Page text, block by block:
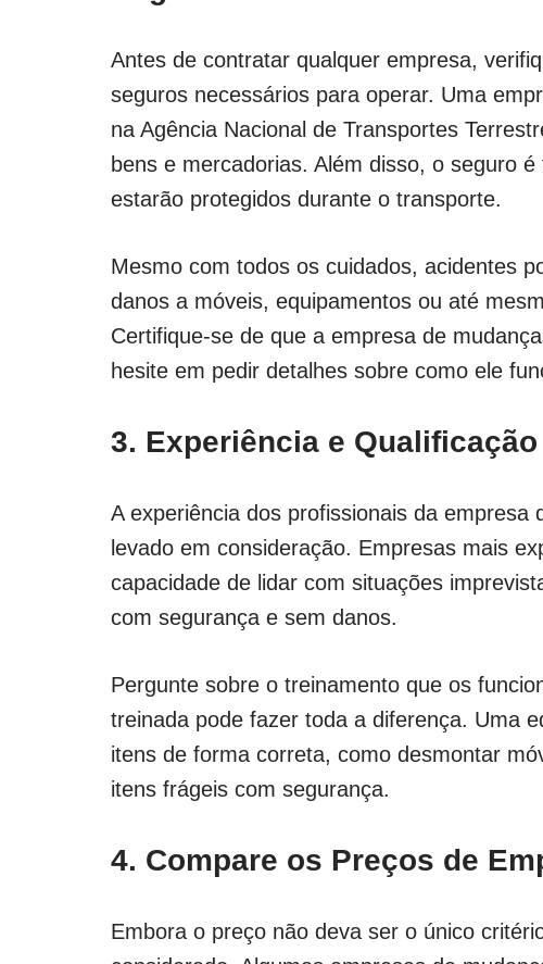
Antes de contratar qualquer empresa,
seguros necessários para operar. Uma
na Agência Nacional de Transportes
bens e mercadorias. Além disso, o seguro
estarão protegidos durante o transporte.
Mesmo com todos os cuidados, acidentes
danos a móveis, equipamentos ou até
Certifique-se de que a empresa de
hesite em pedir detalhes sobre como ele
3. Experiência e
A experiência dos profissionais da
levado em consideração. Empresas mais
capacidade de lidar com situações
com segurança e sem danos.
Pergunte sobre o treinamento que os
treinada pode fazer toda a diferença. Uma
itens de forma correta, como desmontar
itens frágeis com segurança.
4. Compare os Preços de
Embora o preço não deva ser o único